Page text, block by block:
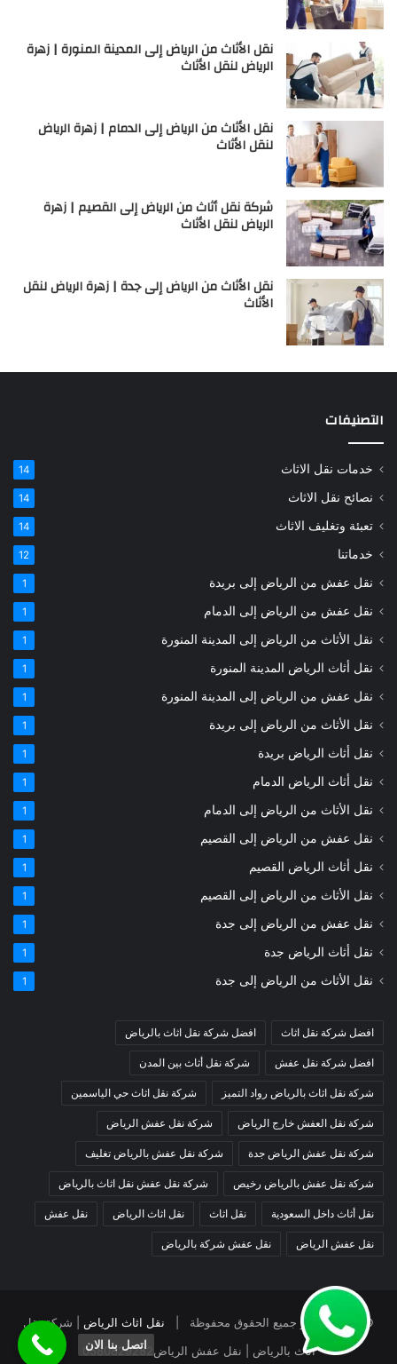
نقل الأثاث من الرياض إلى المدينة المنورة | زهرة
الرياض لنقل الأثاث
نقل الأثاث من الرياض إلى الدمام | زهرة الرياض
لنقل الأثاث
شركة نقل أثاث من الرياض إلى القصيم | زهرة
الرياض لنقل الأثاث
نقل الأثاث من الرياض إلى جدة | زهرة الرياض لنقل
الأثاث
التصنيفات
خدمات نقل الاثاث 14
نصائح نقل الاثاث 14
تعبئة وتغليف الاثاث 14
خدماتنا 12
نقل عفش من الرياض إلى بريدة 1
نقل عفش من الرياض إلى الدمام 1
نقل الأثاث من الرياض إلى المدينة المنورة 1
نقل أثاث الرياض المدينة المنورة 1
نقل عفش من الرياض إلى المدينة المنورة 1
نقل الأثاث من الرياض إلى بريدة 1
نقل أثاث الرياض بريدة 1
نقل أثاث الرياض الدمام 1
نقل الأثاث من الرياض إلى الدمام 1
نقل عفش من الرياض إلى القصيم 1
نقل أثاث الرياض القصيم 1
نقل الأثاث من الرياض إلى القصيم 1
نقل عفش من الرياض إلى جدة 1
نقل أثاث الرياض جدة 1
نقل الأثاث من الرياض إلى جدة 1
افضل شركة نقل اثاث افضل شركة نقل اثاث بالرياض
افضل شركة نقل عفش شركة نقل أثاث بين المدن
شركة نقل اثاث بالرياض رواد التميز شركة نقل اثاث حي الياسمين
شركة نقل العفش خارج الرياض شركة نقل عفش الرياض
شركة نقل عفش الرياض جدة شركة نقل عفش بالرياض تغليف
شركة نقل عفش بالرياض رخيص شركة نقل عفش نقل اثاث بالرياض
نقل أثاث داخل السعودية نقل اثاث نقل اثاث الرياض نقل عفش
نقل عفش الرياض نقل عفش شركة بالرياض
© حقوق النشر جميع الحقوق محفوظة | نقل اثاث الرياض | شركة نقل
اثاث بالرياض | نقل عفش الرياض 0580829282
اتصل بنا الان